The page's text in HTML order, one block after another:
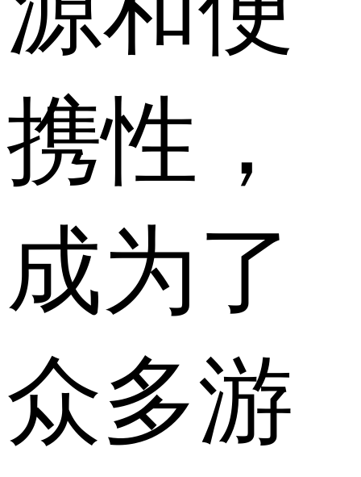
携性，
成为了
众多游